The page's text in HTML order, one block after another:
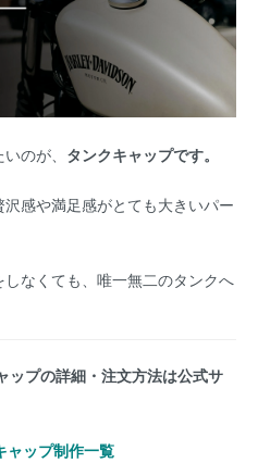
のが、 タンクキャップです。
感や満足感がとても大きいパー
なくても、唯一無二のタンクへ
ップの詳細・注文方法は公式サ
ャップ制作一覧